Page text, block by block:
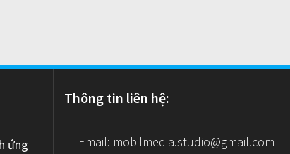
ứng
Thông tin liên hệ:
Email: mobilmedia.studio@gmail.com